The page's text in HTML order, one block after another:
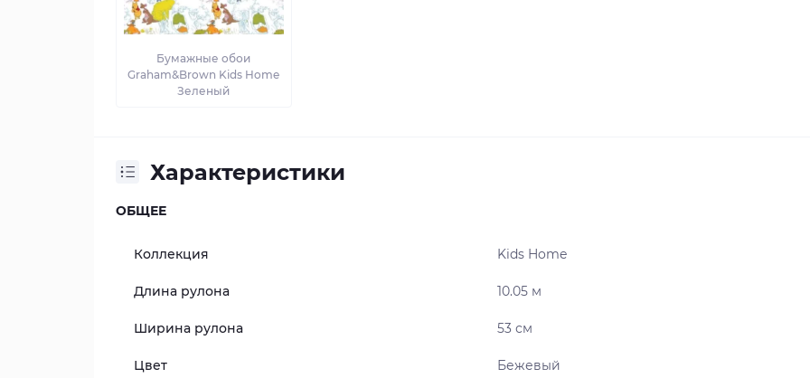
Бумажные обои
Graham&Brown Kids Home
Зеленый
Характеристики
ОБЩЕЕ
Коллекция Kids Home
Длина рулона 10.05 м
Ширина рулона 53 см
Цвет Бежевый